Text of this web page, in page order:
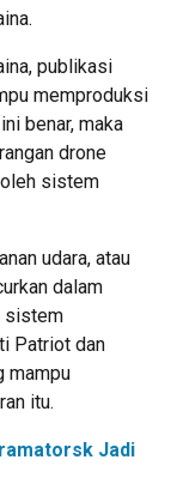
publikasi
memproduksi
benar, maka
drone
sistem
udara, atau
dalam
sistem
Patriot dan
mampu
itu.
Jadi